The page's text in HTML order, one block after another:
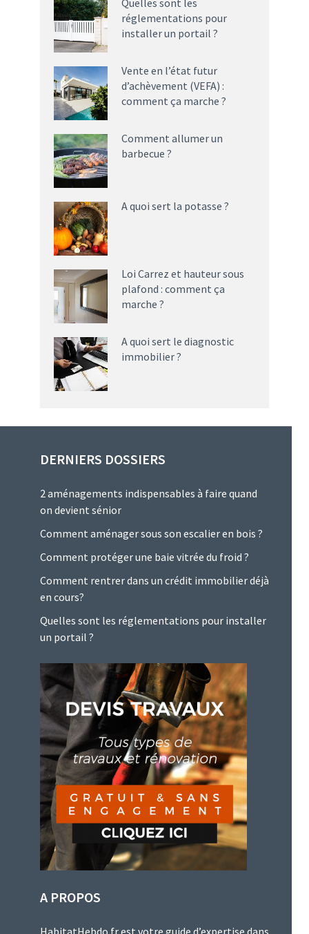
Quelles sont les
réglementations pour
installer un portail ?
Vente en l’état futur
d’achèvement (VEFA) :
comment ça marche ?
Comment allumer un
barbecue ?
A quoi sert la potasse ?
Loi Carrez et hauteur sous
plafond : comment ça
marche ?
A quoi sert le diagnostic
immobilier ?
DERNIERS DOSSIERS
2 aménagements indispensables à faire quand
on devient sénior
Comment aménager sous son escalier en bois ?
Comment protéger une baie vitrée du froid ?
Comment rentrer dans un crédit immobilier déjà
en cours?
Quelles sont les réglementations pour installer
un portail ?
A PROPOS
HabitatHebdo.fr est votre guide d’expertise dans